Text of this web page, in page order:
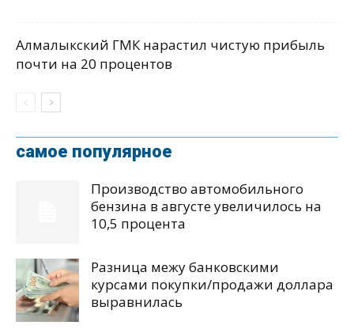
Алмалыкский ГМК нарастил чистую прибыль
почти на 20 процентов
самое популярное
Производство автомобильного
бензина в августе увеличилось на
10,5 процента
Разница межу банковскими
курсами покупки/продажи доллара
выравнилась